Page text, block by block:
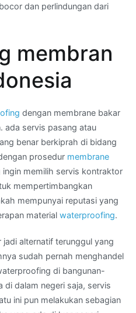
dan perlindungan dari
membran
dengan membrane bakar
ada servis pasang atau
benar berkiprah di bidang
prosedur membrane
memilih servis kontraktor
mempertimbangkan
mempunyai reputasi yang
material waterproofing.
alternatif terunggul yang
sudah pernah menghandel
di bangunan-
di dalam negeri saja, servis
ini pun melakukan sebagian